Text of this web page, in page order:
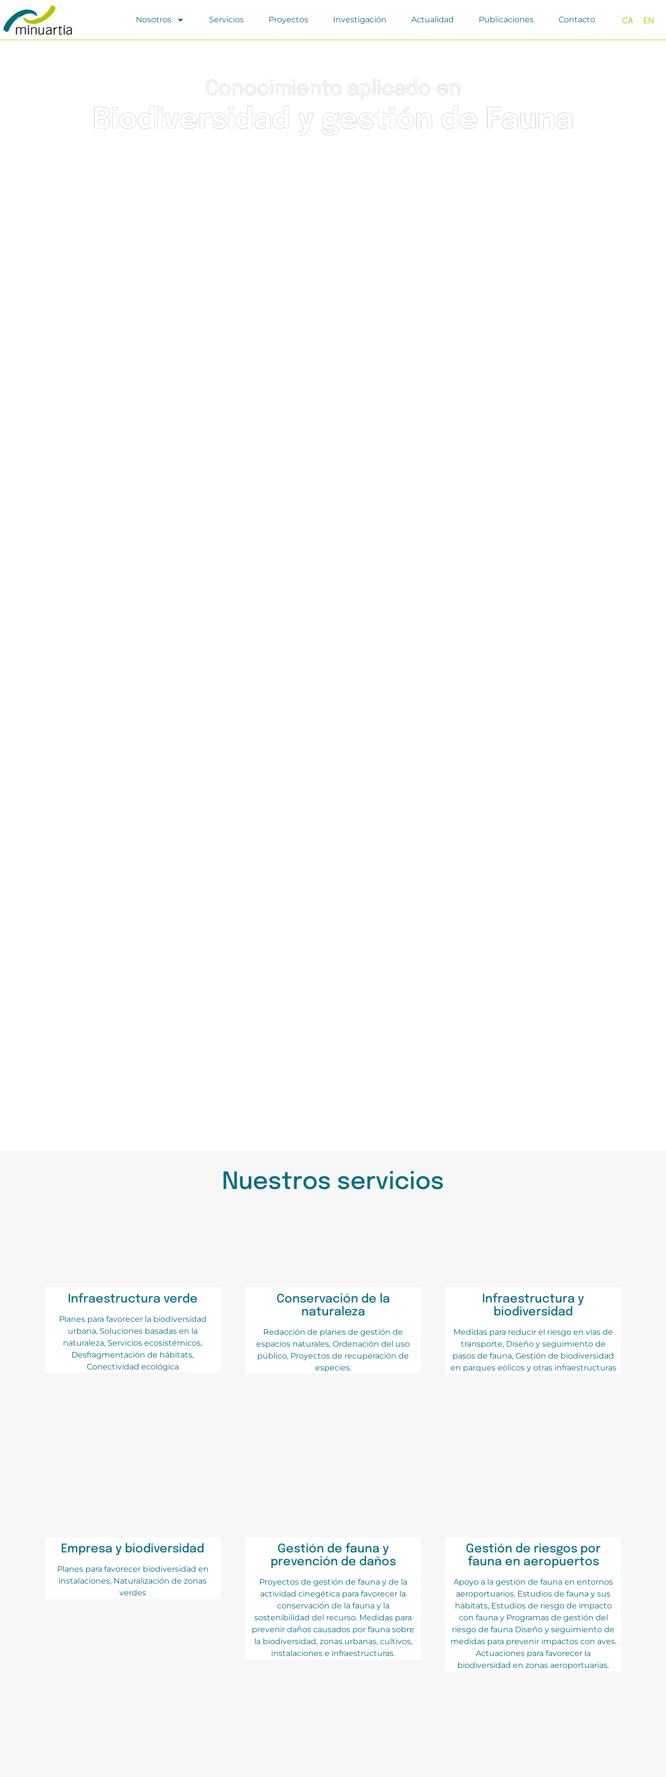
Nosotros Servicios Proyectos Investigación Actualidad Publicaciones Contacto CA EN
Conocimiento aplicado en
Biodiversidad y gestión de Fauna
Nuestros servicios
Infraestructura verde
Planes para favorecer la biodiversidad
urbana, Soluciones basadas en la
naturaleza, Servicios ecosistémicos,
Desfragmentación de hábitats,
Conectividad ecológica
Conservación de la
naturaleza
Redacción de planes de gestión de
espacios naturales, Ordenación del uso
público, Proyectos de recuperación de
especies.
Infraestructura y
biodiversidad
Medidas para reducir el riesgo en vías de
transporte, Diseño y seguimiento de
pasos de fauna, Gestión de biodiversidad
en parques eólicos y otras infraestructuras
Empresa y biodiversidad
Planes para favorecer biodiversidad en
instalaciones, Naturalización de zonas
verdes
Gestión de fauna y
prevención de daños
Proyectos de gestión de fauna y de la
actividad cinegética para favorecer la
conservación de la fauna y la
sostenibilidad del recurso. Medidas para
prevenir daños causados por fauna sobre
la biodiversidad, zonas urbanas, cultivos,
instalaciones e infraestructuras.
Gestión de riesgos por
fauna en aeropuertos
Apoyo a la gestión de fauna en entornos
aeroportuarios. Estudios de fauna y sus
hábitats, Estudios de riesgo de impacto
con fauna y Programas de gestión del
riesgo de fauna Diseño y seguimiento de
medidas para prevenir impactos con aves.
Actuaciones para favorecer la
biodiversidad en zonas aeroportuarias.